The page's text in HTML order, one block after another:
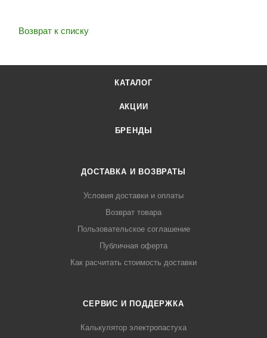
Возврат к списку
КАТАЛОГ
АКЦИИ
БРЕНДЫ
ДОСТАВКА И ВОЗВРАТЫ
Условия доставки и оплаты
Возврат товара
Пользовательское соглашение
Публичная оферта
Как расчитать стоимость доставки
СЕРВИС И ПОДДЕРЖКА
Калькулятор электропастуха